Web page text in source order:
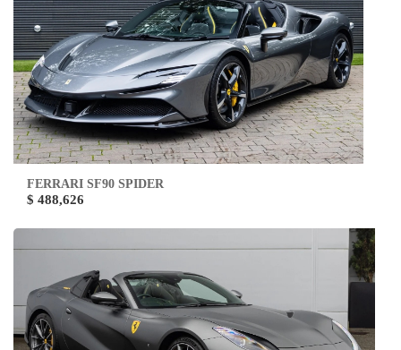
FERRARI SF90 SPIDER
$ 488,626